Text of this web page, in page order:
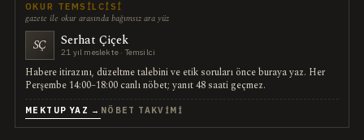
OKUR TEMSILCISI
gazete ile okur arasında bağımsız ara yüz
SÇ Serhat Çiçek
21 yıl meslekte · Temsilci
Habere itirazını, düzeltme talebini ve etik soruları önce buraya yaz. Her
Perşembe 14:00–18:00 canlı nöbet; yanıt 48 saati geçmez.
MEKTUP YAZ → NÖBET TAKVIMI